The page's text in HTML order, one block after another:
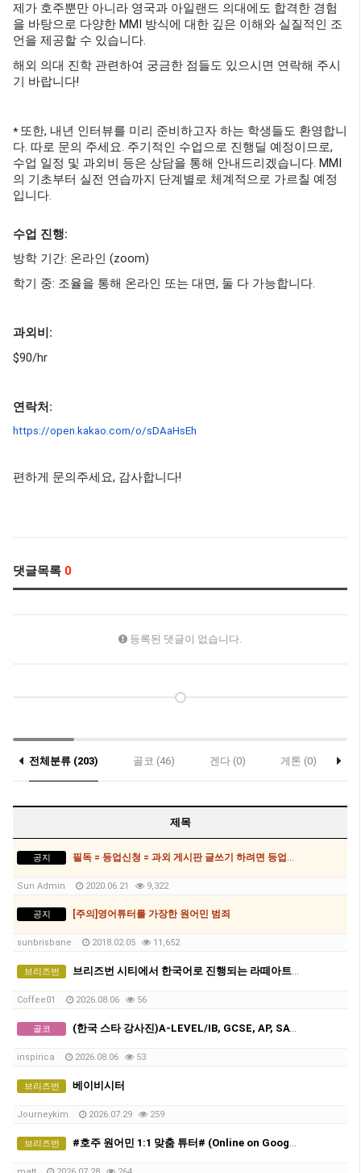
제가 호주뿐만 아니라 영국과 아일랜드 의대에도 합격한 경험
을 바탕으로 다양한 MMI 방식에 대한 깊은 이해와 실질적인 조
언을 제공할 수 있습니다.
해외 의대 진학 관련하여 궁금한 점들도 있으시면 연락해 주시
기 바랍니다!
* 또한, 내년 인터뷰를 미리 준비하고자 하는 학생들도 환영합니
다. 따로 문의 주세요. 주기적인 수업으로 진행딜 예정이므로,
수업 일정 및 과외비 등은 상담을 통해 안내드리겠습니다. MMI
의 기초부터 실전 연습까지 단계별로 체계적으로 가르칠 예정
입니다.
수업 진행:
방학 기간: 온라인 (zoom)
학기 중: 조율을 통해 온라인 또는 대면, 둘 다 가능합니다.
​과외비:
​$90/hr
​연락처:
https://open.kakao.com/o/sDAaHsEh
편하게 문의주세요, 감사합니다!
댓글목록 0
등록된 댓글이 없습니다.
전체분류 (203) 골코 (46) 겐다 (0) 게톤 (0)
제목
공지 필독 = 등업신청 = 과외 게시판 글쓰기 하려면 등업신청 필수
Sun Admin 2020.06.21 9,322
공지 [주의]영어튜터를 가장한 원어민 범죄
sunbrisbane 2018.02.05 11,652
브리즈번 브리즈번 시티에서 한국어로 진행되는 라떼아트 클래스, 8/29(토)에 열립니다
Coffee01 2026.08.06 56
골코 (한국 스타 강사진)A-LEVEL/IB, GCSE, AP, SAT, GPA 전 교과 수업, 명문대 출신 강사진, 대치동 소재 INSPIRICA ACADEMY
inspirica 2026.08.06 53
브리즈번 베이비시터
Journeykim 2026.07.29 259
브리즈번 #호주 원어민 1:1 맞춤 튜터# (Online on Google Meet)